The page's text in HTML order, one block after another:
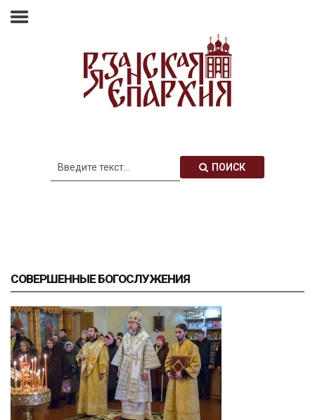
Митрополия ПОИСК
СОВЕРШЕННЫЕ БОГОСЛУЖЕНИЯ